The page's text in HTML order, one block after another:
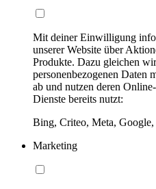
Mit deiner Einwilligung
unserer Website über
Produkte. Dazu gleichen
personenbezogenen Daten
ab und nutzen deren
Dienste bereits nutzt:
Bing, Criteo, Meta,
Marketing